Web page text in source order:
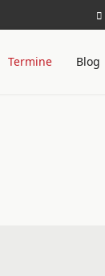
Termine Blog